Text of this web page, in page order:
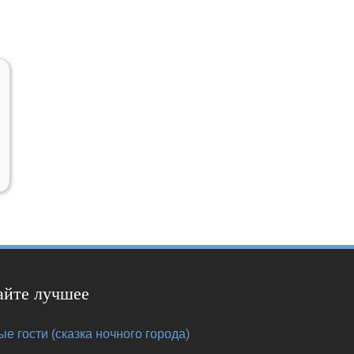
лучшее
гости (сказка ночного города)